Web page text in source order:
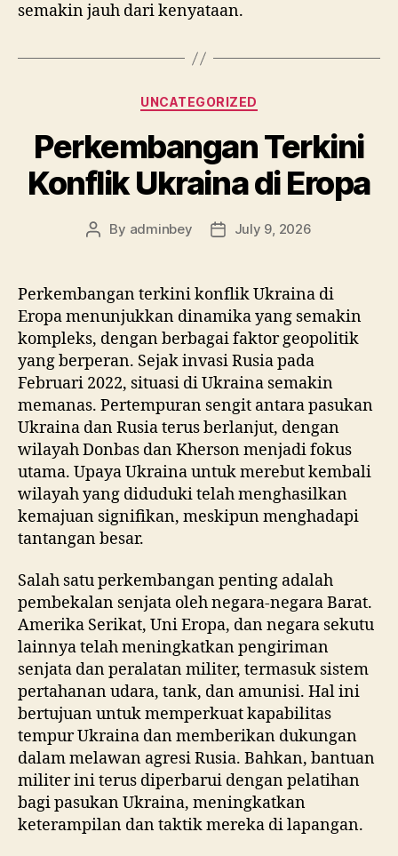
semakin jauh dari kenyataan.
Categories
UNCATEGORIZED
Perkembangan Terkini
Konflik Ukraina di Eropa
Post
By adminbey
PostJuly 9, 2026
Perkembangan terkini konflik Ukraina di
Eropa menunjukkan dinamika yang semakin
kompleks, dengan berbagai faktor geopolitik
yang berperan. Sejak invasi Rusia pada
Februari 2022, situasi di Ukraina semakin
memanas. Pertempuran sengit antara pasukan
Ukraina dan Rusia terus berlanjut, dengan
wilayah Donbas dan Kherson menjadi fokus
utama. Upaya Ukraina untuk merebut kembali
wilayah yang diduduki telah menghasilkan
kemajuan signifikan, meskipun menghadapi
tantangan besar.
Salah satu perkembangan penting adalah
pembekalan senjata oleh negara-negara Barat.
Amerika Serikat, Uni Eropa, dan negara sekutu
lainnya telah meningkatkan pengiriman
senjata dan peralatan militer, termasuk sistem
pertahanan udara, tank, dan amunisi. Hal ini
bertujuan untuk memperkuat kapabilitas
tempur Ukraina dan memberikan dukungan
dalam melawan agresi Rusia. Bahkan, bantuan
militer ini terus diperbarui dengan pelatihan
bagi pasukan Ukraina, meningkatkan
keterampilan dan taktik mereka di lapangan.